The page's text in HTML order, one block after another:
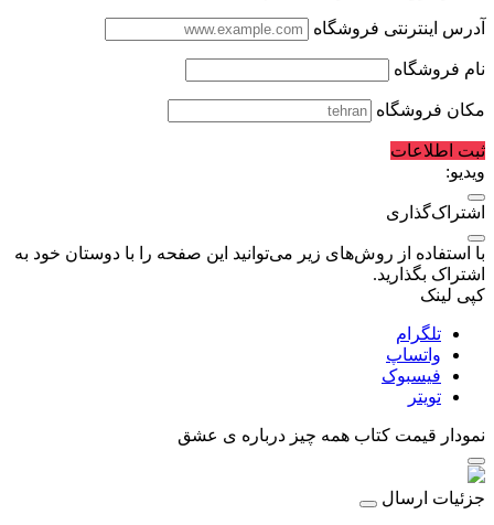
آدرس اینترنتی فروشگاه
نام فروشگاه
مکان فروشگاه
ثبت اطلاعات
ویدیو:
اشتراک‌گذاری
با استفاده از روش‌های زیر می‌توانید این صفحه را با دوستان خود به
اشتراک بگذارید.
کپی لینک
تلگرام
واتساپ
فیسبوک
تویتر
نمودار قیمت کتاب همه چیز درباره‌ ی عشق
جزئیات ارسال